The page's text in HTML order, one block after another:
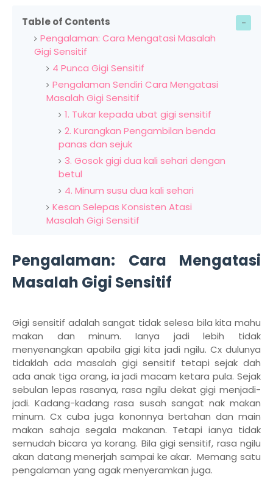
Table of Contents
Pengalaman: Cara Mengatasi Masalah
Gigi Sensitif
4 Punca Gigi Sensitif
Pengalaman Sendiri Cara Mengatasi
Masalah Gigi Sensitif
1. Tukar kepada ubat gigi sensitif
2. Kurangkan Pengambilan benda
panas dan sejuk
3. Gosok gigi dua kali sehari dengan
betul
4. Minum susu dua kali sehari
Kesan Selepas Konsisten Atasi
Masalah Gigi Sensitif
Pengalaman: Cara Mengatasi
Masalah Gigi Sensitif
Gigi sensitif adalah sangat tidak selesa bila kita mahu
makan dan minum. Ianya jadi lebih tidak
menyenangkan apabila gigi kita jadi ngilu. Cx dulunya
tidaklah ada masalah gigi sensitif tetapi sejak dah
ada anak tiga orang, ia jadi macam ketara pula. Sejak
sebulan lepas rasanya, rasa ngilu dekat gigi menjadi-
jadi. Kadang-kadang rasa susah sangat nak makan
minum. Cx cuba juga kononnya bertahan dan main
makan sahaja segala makanan. Tetapi ianya tidak
semudah bicara ya korang. Bila gigi sensitif, rasa ngilu
akan datang menerjah sampai ke akar. Memang satu
pengalaman yang agak menyeramkan juga.